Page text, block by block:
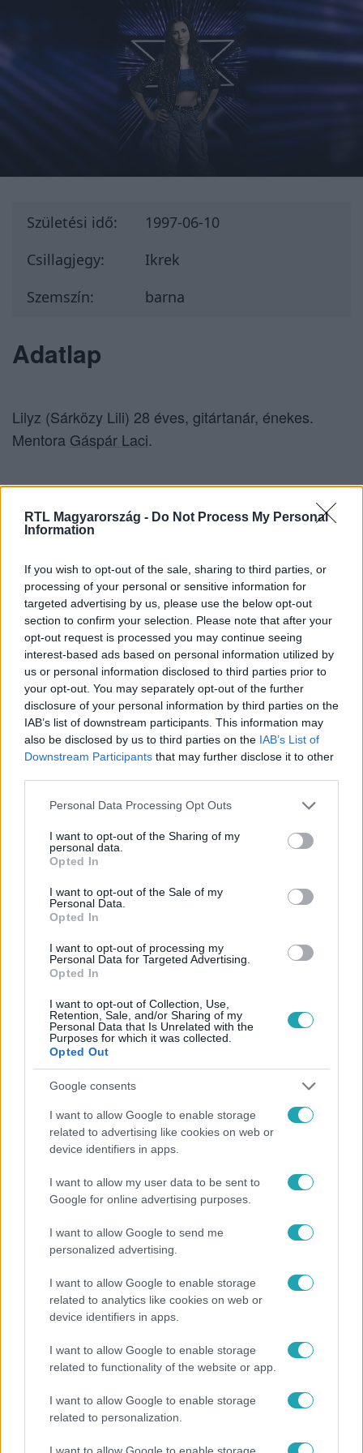
RTL Magyarország - Do Not Process My Personal
Information
If you wish to opt-out of the sale, sharing to third parties, or
processing of your personal or sensitive information for
targeted advertising by us, please use the below opt-out
section to confirm your selection. Please note that after your
opt-out request is processed you may continue seeing
interest-based ads based on personal information utilized by
us or personal information disclosed to third parties prior to
your opt-out. You may separately opt-out of the further
disclosure of your personal information by third parties on the
IAB’s list of downstream participants. This information may
also be disclosed by us to third parties on the IAB’s List of
Downstream Participants that may further disclose it to other
Please note that this website/app uses one or more Google
not limited to your visit or usage behaviour. You may click to
grant or deny consent to Google and its third-party tags to
use your data for below specified purposes in below Google
consent section.
Personal Data Processing Opt Outs
I want to opt-out of the Sharing of my
personal data.
Opted In
I want to opt-out of the Sale of my
Personal Data.
Opted In
I want to opt-out of processing my
Personal Data for Targeted Advertising.
Opted In
I want to opt-out of Collection, Use,
Retention, Sale, and/or Sharing of my
Personal Data that Is Unrelated with the
Purposes for which it was collected.
Opted Out
Google consents
I want to allow Google to enable storage
related to advertising like cookies on web or
device identifiers in apps.
I want to allow my user data to be sent to
Google for online advertising purposes.
I want to allow Google to send me
personalized advertising.
I want to allow Google to enable storage
related to analytics like cookies on web or
device identifiers in apps.
I want to allow Google to enable storage
related to functionality of the website or app.
I want to allow Google to enable storage
related to personalization.
I want to allow Google to enable storage
X-Faktor
„Hibátlan, dögös, nőies” – Lilyz az Élő Show-ba
énekelte magát hidegrázós dalával
Születési idő:
1997-06-10
Csillagjegy:
Ikrek
Szemszín:
barna
Adatlap
Lilyz (Sárközy Lili) 28 éves, gitártanár, énekes.
Mentora Gáspár Laci.
Azért jelentkezett az X-Faktorba, hogy kilépjen a
komfortzónájából, és megmutassa, mire képes.
Szeretné megélni az álmát, és megtudni, meddig
mindig természetes része volt az életének. Eddig
főleg éttermekben és különböző eseményeken
énekelt. Nagyon érzelmekből cselekvő embernek
tartja magát: amit csinál, azt mindig őszintén, teljes
szívéből teszi, ez a zenével is így van. Legszebb
élménye kisfia születése volt, ami örökre
megváltoztatta az életét.
Azért örül, hogy Gáspár Laci a mentora, mert
élvezi a gitározást, mint közös pontot a zenében.
Úgy érzi, rengeteget tud tanulni tőle, és tud neki
segíteni abban, hogy minél többet fejlődjön, és
Legnépszerűbb videók
7:28